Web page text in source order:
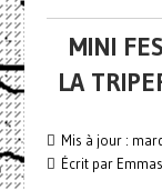
MINI
LA
Mis à jour :
Écrit par